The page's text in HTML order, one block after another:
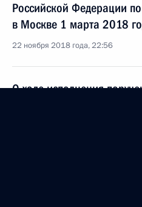
Российской Федерации
в Москве 1 марта 2018
22 ноября 2018 года, 22:56
О ходе исполнения